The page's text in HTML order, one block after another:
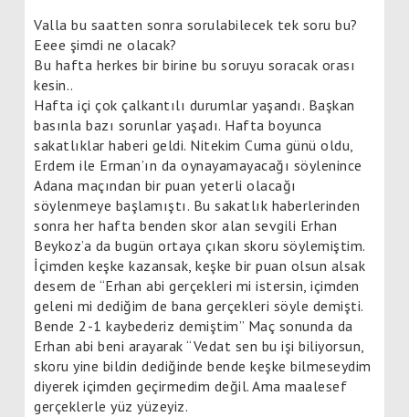
Valla bu saatten sonra sorulabilecek tek soru bu?
Eeee şimdi ne olacak?
Bu hafta herkes bir birine bu soruyu soracak orası
kesin..
Hafta içi çok çalkantılı durumlar yaşandı. Başkan
basınla bazı sorunlar yaşadı. Hafta boyunca
sakatlıklar haberi geldi. Nitekim Cuma günü oldu,
Erdem ile Erman’ın da oynayamayacağı söylenince
Adana maçından bir puan yeterli olacağı
söylenmeye başlamıştı. Bu sakatlık haberlerinden
sonra her hafta benden skor alan sevgili Erhan
Beykoz’a da bugün ortaya çıkan skoru söylemiştim.
İçimden keşke kazansak, keşke bir puan olsun alsak
desem de “Erhan abi gerçekleri mi istersin, içimden
geleni mi dediğim de bana gerçekleri söyle demişti.
Bende 2-1 kaybederiz demiştim” Maç sonunda da
Erhan abi beni arayarak “Vedat sen bu işi biliyorsun,
skoru yine bildin dediğinde bende keşke bilmeseydim
diyerek içimden geçirmedim değil. Ama maalesef
gerçeklerle yüz yüzeyiz.